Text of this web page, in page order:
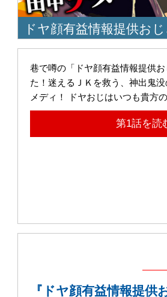
ドヤ顔有益情報提供お
巷で噂の「ドヤ顔有益情報提供
た！迷えるＪＫを救う、神出鬼
メディ！ ドヤおじはいつも貴方
第1話を読
『ドヤ顔有益情報提供